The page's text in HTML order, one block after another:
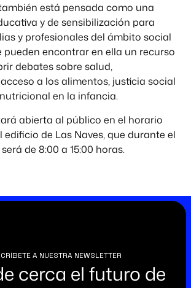
está pensada como una
y de sensibilización para
y profesionales del ámbito social
pueden encontrar en ella un recurso
debates sobre salud,
a los alimentos, justicia social
en la infancia.
abierta al público en el horario
de Las Naves, que durante el
de 8:00 a 15:00 horas.
A NUESTRA NEWSLETTER
cerca el futuro de